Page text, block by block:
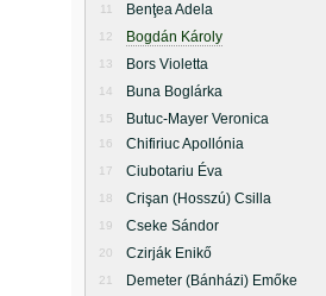
11 Benţea Adela
12 Bogdán Károly
13 Bors Violetta
14 Buna Boglárka
15 Butuc-Mayer Veronica
16 Chifiriuc Apollónia
17 Ciubotariu Éva
18 Crişan (Hosszú) Csilla
19 Cseke Sándor
20 Czirják Enikő
21 Demeter (Bánházi) Emőke